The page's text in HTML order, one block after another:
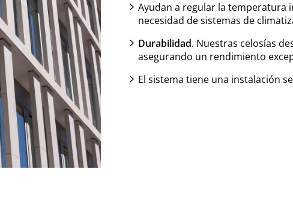
Ayudan a regular la temperatura
necesidad de sistemas de
Durabilidad. Nuestras celosías
asegurando un rendimiento
El sistema tiene una instalación